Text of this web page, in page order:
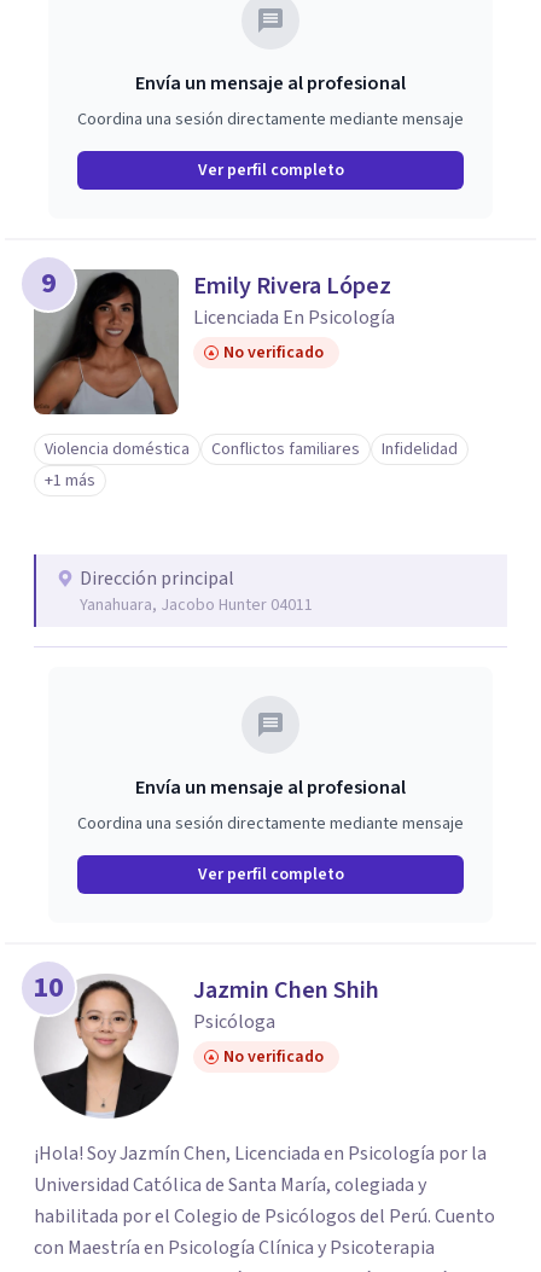
Envía un mensaje al profesional
Coordina una sesión directamente mediante mensaje
Ver perfil completo
9 Emily Rivera López
Licenciada En Psicología
No verificado
Violencia doméstica Conflictos familiares
Infidelidad
+1 más
Dirección principal
Yanahuara, Jacobo Hunter 04011
Envía un mensaje al profesional
Coordina una sesión directamente mediante mensaje
Ver perfil completo
10 Jazmin Chen Shih
Psicóloga
No verificado
¡Hola! Soy Jazmín Chen, Licenciada en Psicología por la
Universidad Católica de Santa María, colegiada y
habilitada por el Colegio de Psicólogos del Perú. Cuento
con Maestría en Psicología Clínica y Psicoterapia